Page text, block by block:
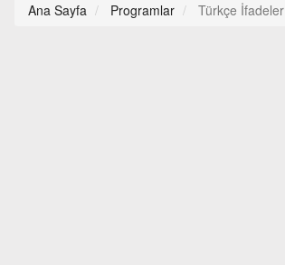
Ana Sayfa Programlar Türkçe İfadeler